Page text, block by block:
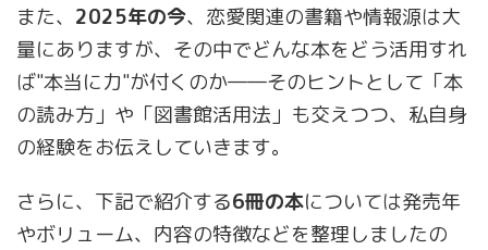
また、 2025年の今、恋愛関連の書籍や情報源は大
量にありますが、その中でどんな本をどう活用すれ
ば"本当に力"が付くのか――そのヒントとして「本
の読み方」や「図書館活用法」も交えつつ、私自身
の経験をお伝えしていきます。
さらに、下記で紹介する6冊の本については発売年
やボリューム、内容の特徴などを整理しましたの